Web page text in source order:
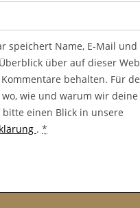
speichert Name, E-Mail
über auf dieser
behalten. Für
wie und warum wir deine
einen Blick in unsere
. *